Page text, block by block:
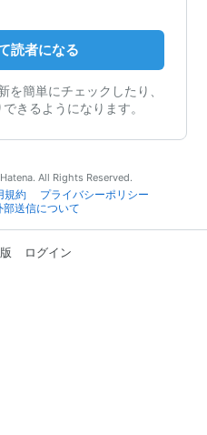
読者になる
を簡単にチェックしたり、
きるようになります。
All Rights Reserved.
規約
プライバシーポリシー
送信について
ログイン